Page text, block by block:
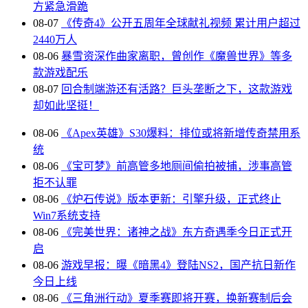
方紧急滑跪
08-07
《传奇4》公开五周年全球献礼视频 累计用户超过
2440万人
08-06 暴雪资深作曲家离职，曾创作《魔兽世界》等多
款游戏配乐
08-07 回合制端游还有活路？巨头垄断之下，这款游戏
却如此坚挺！
08-06
《Apex英雄》S30爆料：排位或将新增传奇禁用系
统
08-06
《宝可梦》前高管多地厕间偷拍被捕，涉事高管
拒不认罪
08-06
《炉石传说》版本更新：引擎升级，正式终止
Win7系统支持
08-06
《完美世界：诸神之战》东方奇遇季今日正式开
启
08-06 游戏早报：曝《暗黑4》登陆NS2，国产抗日新作
今日上线
08-06
《三角洲行动》夏季赛即将开赛，换新赛制后会